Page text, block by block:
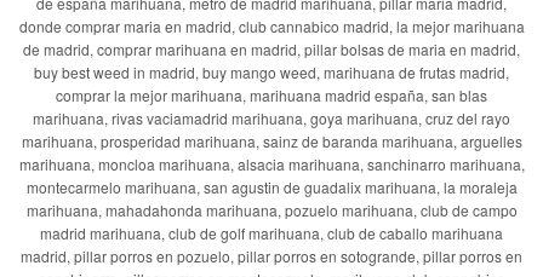
donde comprar maria en madrid, club cannabico madrid, la mejor marihuana
de madrid, comprar marihuana en madrid, pillar bolsas de maria en madrid,
buy best weed in madrid, buy mango weed, marihuana de frutas madrid,
comprar la mejor marihuana, marihuana madrid españa, san blas
marihuana, rivas vaciamadrid marihuana, goya marihuana, cruz del rayo
marihuana, prosperidad marihuana, sainz de baranda marihuana, arguelles
marihuana, moncloa marihuana, alsacia marihuana, sanchinarro marihuana,
montecarmelo marihuana, san agustin de guadalix marihuana, la moraleja
marihuana, mahadahonda marihuana, pozuelo marihuana, club de campo
madrid marihuana, club de golf marihuana, club de caballo marihuana
madrid, pillar porros en pozuelo, pillar porros en sotogrande, pillar porros en